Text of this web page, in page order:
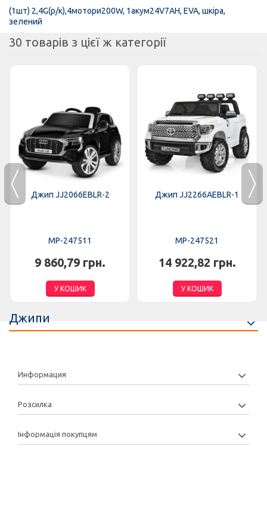
(1шт) 2,4G(р/к),4мотори200W, 1акум24V7AH, EVA, шкiра,
зелений
30 товарів з цієї ж категорії
Джип JJ2066EBLR-2
MP-247511
9 860,79 грн.
У КОШИК
Джип JJ2266AEBLR-1
MP-247521
14 922,82 грн.
У КОШИК
Джипи
Информация
Розсилка
Інформація покупцям